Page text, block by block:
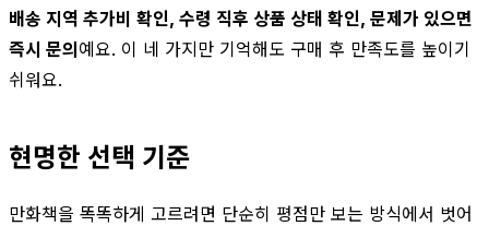
배송 지역 추가비 확인, 수령 직후 상품 상태 확인, 문제가 있으면
즉시 문의예요. 이 네 가지만 기억해도 구매 후 만족도를 높이기
쉬워요.
현명한 선택 기준
만화책을 똑똑하게 고르려면 단순히 평점만 보는 방식에서 벗어